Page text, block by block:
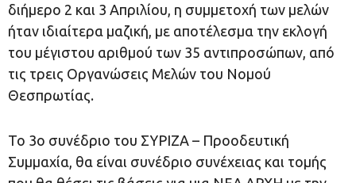
διήμερο 2 και 3 Απριλίου, η συμμετοχή των μελών
ήταν ιδιαίτερα μαζική, με αποτέλεσμα την εκλογή
του μέγιστου αριθμού των 35 αντιπροσώπων, από
τις τρεις Οργανώσεις Μελών του Νομού
Θεσπρωτίας.
Το 3ο συνέδριο του ΣΥΡΙΖΑ – Προοδευτική
Συμμαχία, θα είναι συνέδριο συνέχειας και τομής